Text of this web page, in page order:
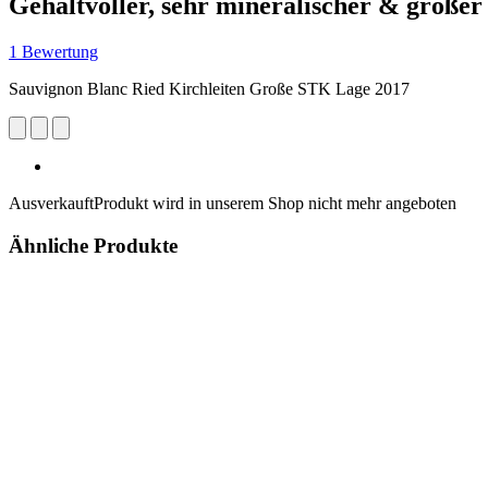
1 Bewertung
Sauvignon Blanc Ried Kirchleiten Große STK Lage 2017
AusverkauftProdukt wird in unserem Shop nicht mehr angeboten
Ähnliche Produkte